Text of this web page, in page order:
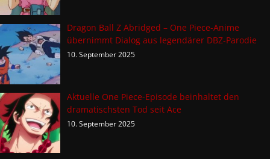
Dragon Ball Z Abridged – One Piece-Anime
übernimmt Dialog aus legendärer DBZ-Parodie
10. September 2025
Aktuelle One Piece-Episode beinhaltet den
dramatischsten Tod seit Ace
10. September 2025